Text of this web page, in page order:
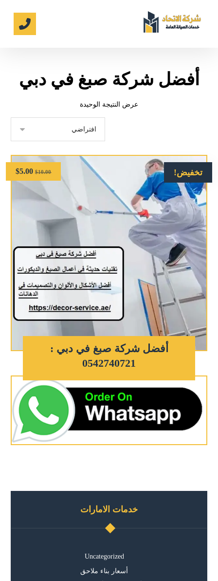
أفضل شركة صبغ في دبي
عرض النتيجة الوحيدة
تخفيض!
أفضل شركة صبغ في دبي :
0542740721
$10.00
$5.00
خدمات الامارات
Uncategorized
أسعار بناء ملاحق